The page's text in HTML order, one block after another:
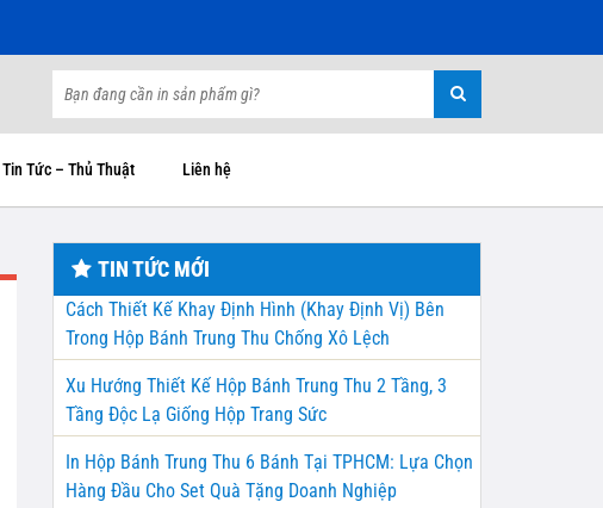
Tin Tức – Thủ Thuật Liên hệ
TIN TỨC MỚI
Cách Thiết Kế Khay Định Hình (Khay Định Vị) Bên
Trong Hộp Bánh Trung Thu Chống Xô Lệch
Xu Hướng Thiết Kế Hộp Bánh Trung Thu 2 Tầng, 3
Tầng Độc Lạ Giống Hộp Trang Sức
In Hộp Bánh Trung Thu 6 Bánh Tại TPHCM: Lựa Chọn
Hàng Đầu Cho Set Quà Tặng Doanh Nghiệp